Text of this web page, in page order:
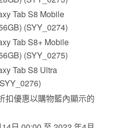
Tab S8 Mobile
(SYY_0274)
Tab S8+ Mobile
(SYY_0275)
Tab S8 Ultra
扣優惠以購物籃內顯示的